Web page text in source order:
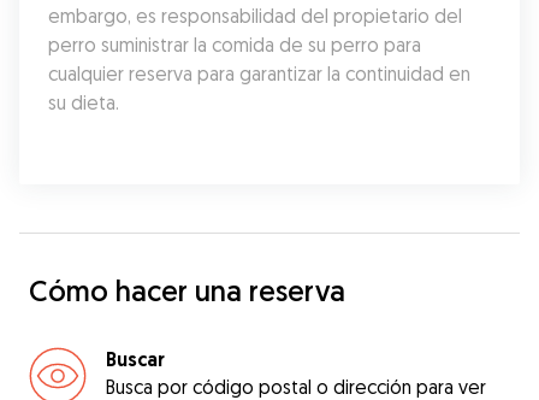
embargo, es responsabilidad del propietario del
perro suministrar la comida de su perro para
cualquier reserva para garantizar la continuidad en
su dieta.
Cómo hacer una reserva
Buscar
Busca por código postal o dirección para ver